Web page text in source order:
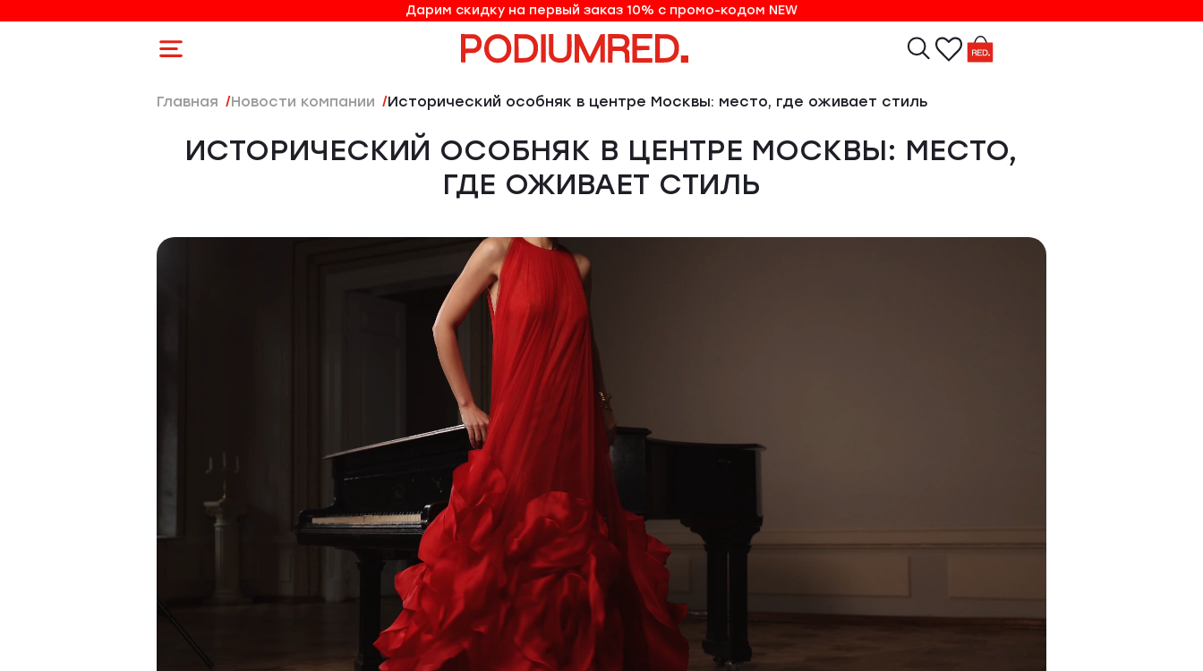
10% на первый заказ по промо-коду NEW
Дарим скидку на первый заказ 10% с промо-кодом NEW
Главная Новости компании Исторический особняк в центре Москвы: место, где оживает стиль
ИСТОРИЧЕСКИЙ ОСОБНЯК В ЦЕНТРЕ МОСКВЫ: МЕСТО,
ГДЕ ОЖИВАЕТ СТИЛЬ